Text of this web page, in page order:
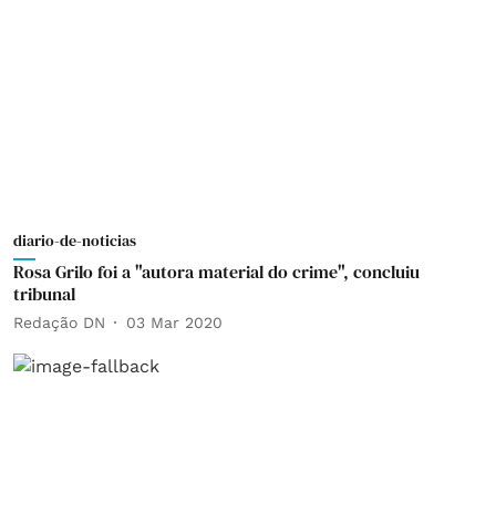
diario-de-noticias
Rosa Grilo foi a "autora material do crime", concluiu
tribunal
Redação DN 03 Mar 2020